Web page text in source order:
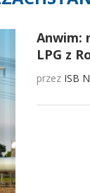
Anwim:
LPG z
przez ISB